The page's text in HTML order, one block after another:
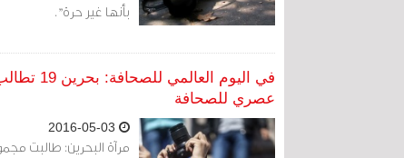
بأنها غير حرة".
في
عصري للصحافة